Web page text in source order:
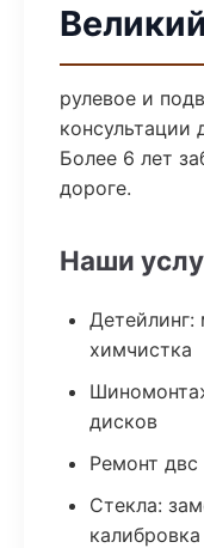
рулевое и
консультации
Более 6 лет
дороге.
Наши
Детейлинг:
химчистка
дисков
Ремонт двс
Стекла: